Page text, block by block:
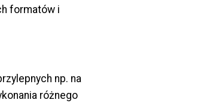
formatów i
np. na
różnego